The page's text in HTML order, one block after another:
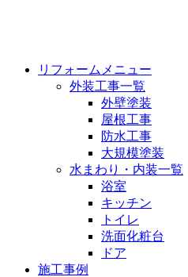
リフォームメニュー
外装工事一覧
外壁塗装
屋根工事
防水工事
大規模塗装
水まわり・内装一覧
浴室
キッチン
トイレ
洗面化粧台
ドア
施工事例